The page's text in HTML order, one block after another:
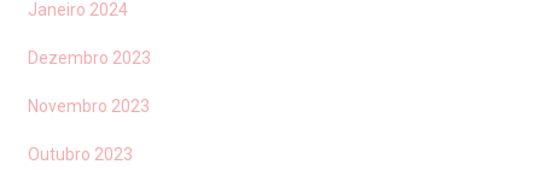
Janeiro 2024
Dezembro 2023
Novembro 2023
Outubro 2023